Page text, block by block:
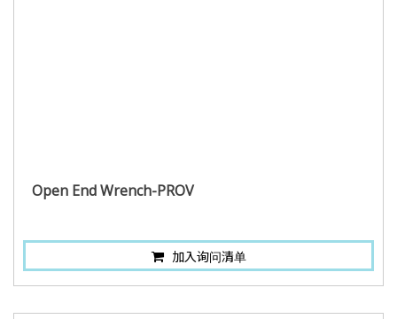
Open End Wrench-PROV
加入询问清单